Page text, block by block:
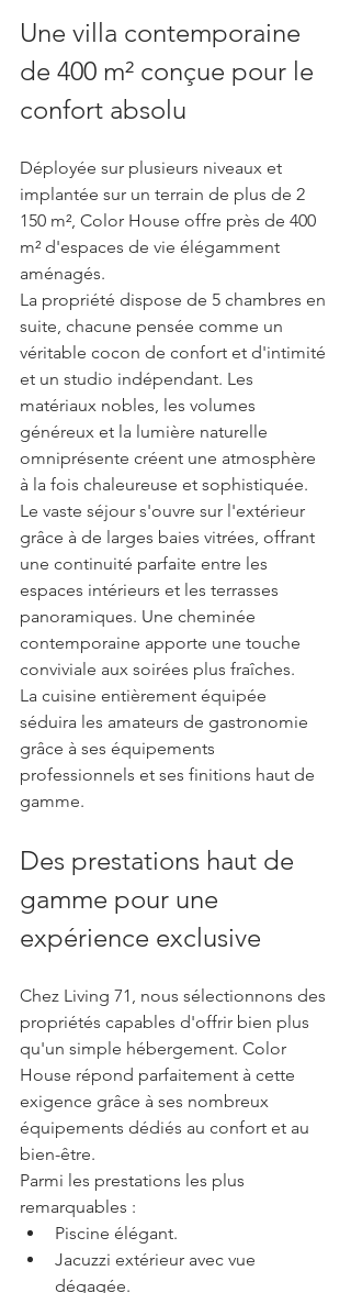
Une villa contemporaine
de 400 m² conçue pour le
confort absolu
Déployée sur plusieurs niveaux et
implantée sur un terrain de plus de 2
150 m², Color House offre près de 400
m² d'espaces de vie élégamment
aménagés.
La propriété dispose de 5 chambres en
suite, chacune pensée comme un
véritable cocon de confort et d'intimité
et un studio indépendant. Les
matériaux nobles, les volumes
généreux et la lumière naturelle
omniprésente créent une atmosphère
à la fois chaleureuse et sophistiquée.
Le vaste séjour s'ouvre sur l'extérieur
grâce à de larges baies vitrées, offrant
une continuité parfaite entre les
espaces intérieurs et les terrasses
panoramiques. Une cheminée
contemporaine apporte une touche
conviviale aux soirées plus fraîches.
La cuisine entièrement équipée
séduira les amateurs de gastronomie
grâce à ses équipements
professionnels et ses finitions haut de
gamme.
Des prestations haut de
gamme pour une
expérience exclusive
Chez Living 71, nous sélectionnons des
propriétés capables d'offrir bien plus
qu'un simple hébergement. Color
House répond parfaitement à cette
exigence grâce à ses nombreux
équipements dédiés au confort et au
bien-être.
Parmi les prestations les plus
remarquables :
Piscine élégant.
Jacuzzi extérieur avec vue
dégagée.